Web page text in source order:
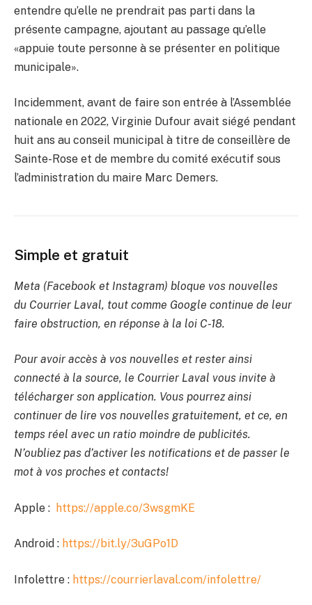
entendre qu’elle ne prendrait pas parti dans la
présente campagne, ajoutant au passage qu’elle
«appuie toute personne à se présenter en politique
municipale».
Incidemment, avant de faire son entrée à l’Assemblée
nationale en 2022, Virginie Dufour avait siégé pendant
huit ans au conseil municipal à titre de conseillère de
Sainte-Rose et de membre du comité exécutif sous
l’administration du maire Marc Demers.
Simple et gratuit
Meta (Facebook et Instagram) bloque vos nouvelles
du Courrier Laval, tout comme Google continue de leur
faire obstruction, en réponse à la loi C-18.
Pour avoir accès à vos nouvelles et rester ainsi
connecté à la source, le Courrier Laval vous invite à
télécharger son application. Vous pourrez ainsi
continuer de lire vos nouvelles gratuitement, et ce, en
temps réel avec un ratio moindre de publicités.
N’oubliez pas d’activer les notifications et de passer le
mot à vos proches et contacts!
Apple : https://apple.co/3wsgmKE
Android : https://bit.ly/3uGPo1D
Infolettre : https://courrierlaval.com/infolettre/